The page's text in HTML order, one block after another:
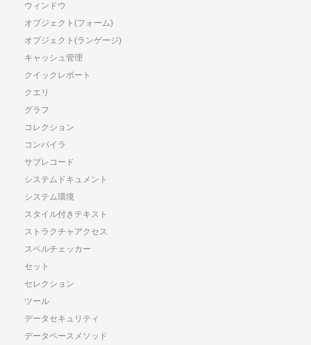
ウィンドウ
オブジェクト(フォーム)
オブジェクト(ランゲージ)
キャッシュ管理
クイックレポート
クエリ
グラフ
コレクション
コンパイラ
サブレコード
システムドキュメント
システム環境
スタイル付きテキスト
ストラクチャアクセス
スペルチェッカー
セット
セレクション
ツール
データセキュリティ
データベースメソッド